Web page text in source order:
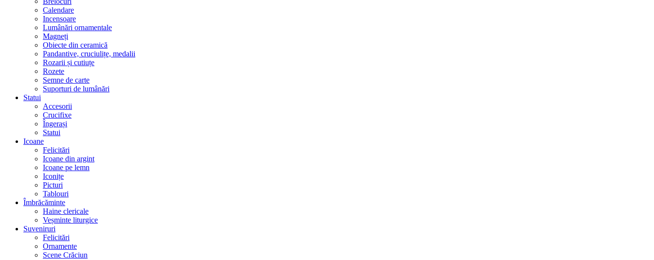
Calendare
Incensoare
Lumânări ornamentale
Magneți
Obiecte din ceramică
Pandantive, cruciulițe, medalii
Rozarii și cutiuțe
Rozete
Semne de carte
Suporturi de lumânări
Statui
Accesorii
Crucifixe
Îngerași
Statui
Icoane
Felicitări
Icoane din argint
Icoane pe lemn
Iconițe
Picturi
Tablouri
Îmbrăcăminte
Haine clericale
Veșminte liturgice
Suveniruri
Felicitări
Ornamente
Scene Crăciun